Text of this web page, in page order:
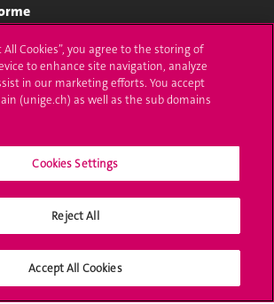
All Cookies”, you agree to the storing of
to enhance site navigation, analyze
in our marketing efforts. You accept
(unige.ch) as well as the sub domains
Cookies Settings
Reject All
Accept All Cookies